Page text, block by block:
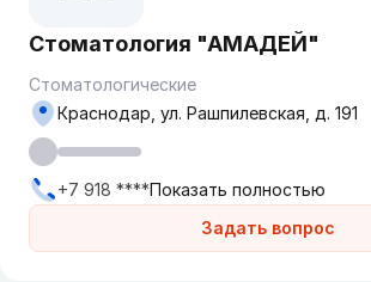
Стоматология "АМАДЕЙ"
Стоматологические
Задать вопрос
Краснодар, ул. Рашпилевская, д. 191
+7 918 ****Показать полностью